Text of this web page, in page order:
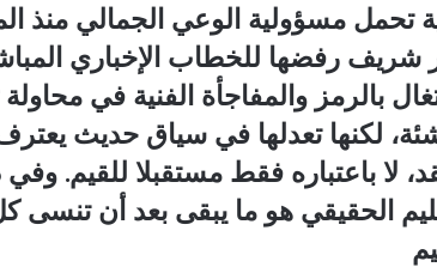
تحمل مسؤولية الوعي الجمالي منذ
شريف رفضها للخطاب الإخباري
بالرمز والمفاجأة الفنية في
لكنها تعدلها في سياق حديث
لا باعتباره فقط مستقبلا للقيم.
الحقيقي هو ما يبقى بعد أن تنسى